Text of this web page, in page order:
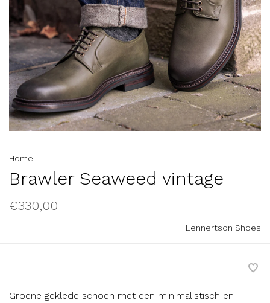
Home
Brawler Seaweed vintage
€330,00
Lennertson Shoes
Groene geklede schoen met een minimalistisch en